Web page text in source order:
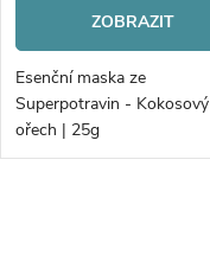
ZOBRAZIT
Esenční maska ze
Superpotravin - Kokosový
ořech | 25g